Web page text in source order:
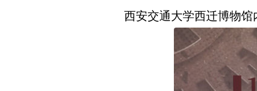
西安交通大学西迁博物馆